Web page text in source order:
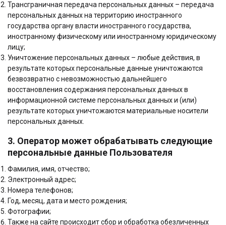
Трансграничная передача персональных данных – передача
персональных данных на территорию иностранного
государства органу власти иностранного государства,
иностранному физическому или иностранному юридическому
лицу;
Уничтожение персональных данных – любые действия, в
результате которых персональные данные уничтожаются
безвозвратно с невозможностью дальнейшего
восстановления содержания персональных данных в
информационной системе персональных данных и (или)
результате которых уничтожаются материальные носители
персональных данных.
3. Оператор может обрабатывать следующие
персональные данные Пользователя
Фамилия, имя, отчество;
Электронный адрес;
Номера телефонов;
Год, месяц, дата и место рождения;
Фотографии;
Также на сайте происходит сбор и обработка обезличенных